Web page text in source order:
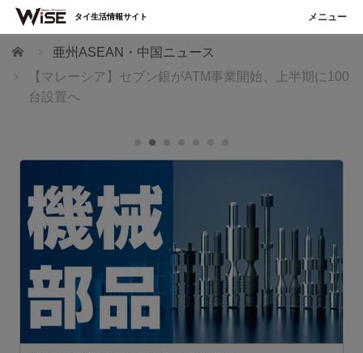
ホーム
亜州ASEAN・中国ニュース
【マレーシア】セブン銀がATM事業開始、上半期に100
台設置へ
タイ生活情報サイト